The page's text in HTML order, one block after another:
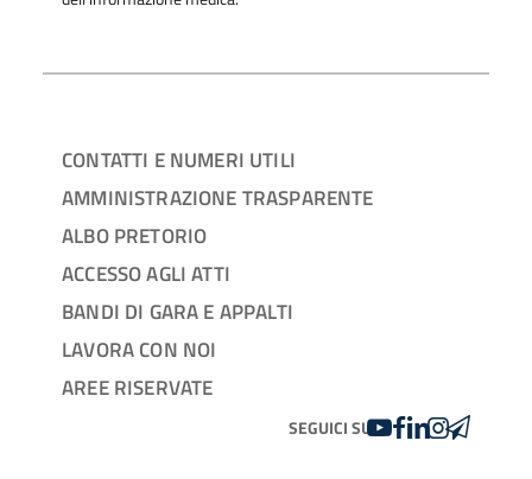
CONTATTI E NUMERI UTILI
AMMINISTRAZIONE TRASPARENTE
ALBO PRETORIO
ACCESSO AGLI ATTI
BANDI DI GARA E APPALTI
LAVORA CON NOI
AREE RISERVATE
SEGUICI SUYOUTUBE
FACEBOOK
LINKEDIN
INSTAGRAM